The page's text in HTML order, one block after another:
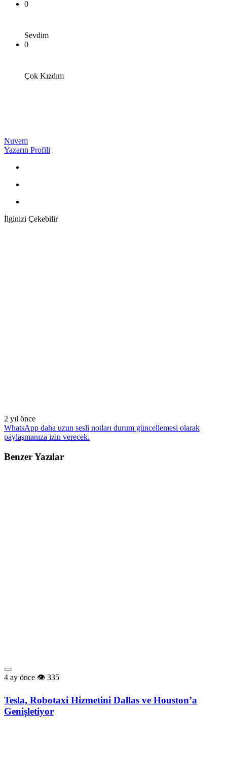
0
Sevdim
0
Çok Kızdım
Nuvem
Yazarın Profili
İlginizi Çekebilir
2 yıl önce
WhatsApp daha uzun sesli notları durum güncellemesi olarak
paylaşmanıza izin verecek.
Benzer Yazılar
4 ay önce 335
Tesla, Robotaxi Hizmetini Dallas ve Houston’a
Genişletiyor